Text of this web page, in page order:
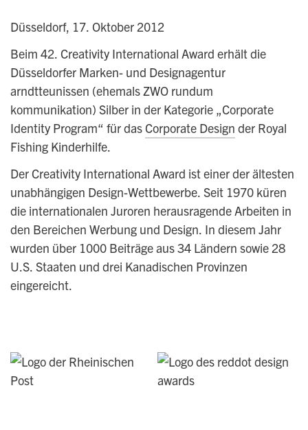
Düsseldorf, 17. Oktober 2012
Beim 42. Creativity International Award erhält die
Düsseldorfer Marken- und Designagentur
arndtteunissen (ehemals ZWO rundum
kommunikation) Silber in der Kategorie „Corporate
Identity Program“ für dasCorporate Design der Royal
Fishing Kinderhilfe.
Der Creativity International Award ist einer der ältesten
unabhängigen Design-Wettbewerbe. Seit 1970 küren
die internationalen Juroren herausragende Arbeiten in
den Bereichen Werbung und Design. In diesem Jahr
wurden über 1000 Beiträge aus 34 Ländern sowie 28
U.S. Staaten und drei Kanadischen Provinzen
eingereicht.